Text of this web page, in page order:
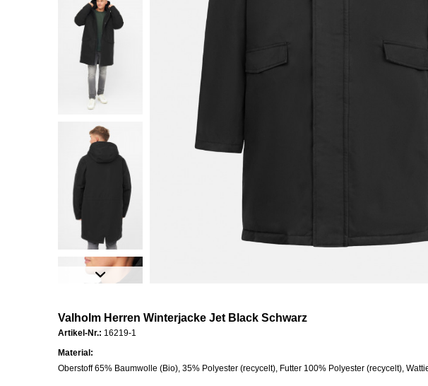
Valholm Herren Winterjacke Jet Black Schwarz
Artikel-Nr.: 16219-1
Material:
Oberstoff 65% Baumwolle (Bio), 35% Polyester (recycelt), Futter 100% Polyester (recycelt),